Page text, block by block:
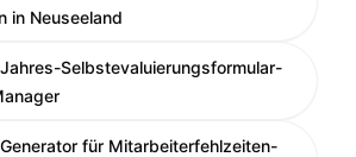
in Neuseeland
Selbstevaluierungsformular-
für Mitarbeiterfehlzeiten-